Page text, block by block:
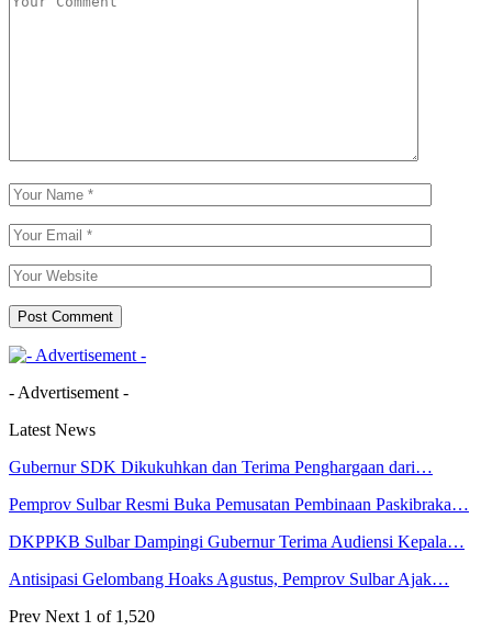
- Advertisement -
Latest News
Gubernur SDK Dikukuhkan dan Terima Penghargaan dari…
Pemprov Sulbar Resmi Buka Pemusatan Pembinaan Paskibraka…
DKPPKB Sulbar Dampingi Gubernur Terima Audiensi Kepala…
Antisipasi Gelombang Hoaks Agustus, Pemprov Sulbar Ajak…
Prev Next 1 of 1,520